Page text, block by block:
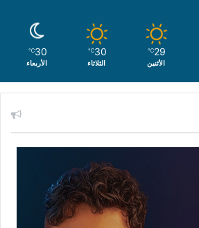
29
℃
الأثنين
30
℃
الثلاثاء
30
℃
الأربعاء